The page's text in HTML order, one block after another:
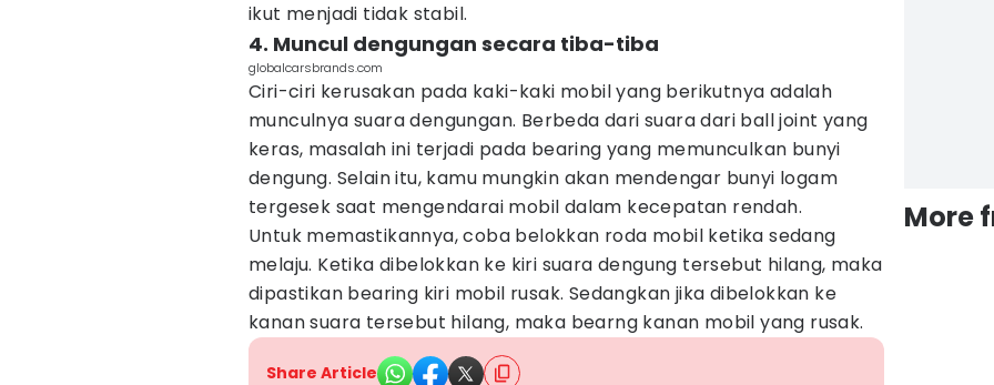
ikut menjadi tidak stabil.
4. Muncul dengungan secara tiba-tiba
globalcarsbrands.com
Ciri-ciri kerusakan pada kaki-kaki mobil yang berikutnya adalah
munculnya suara dengungan. Berbeda dari suara dari ball joint yang
keras, masalah ini terjadi pada bearing yang memunculkan bunyi
dengung. Selain itu, kamu mungkin akan mendengar bunyi logam
tergesek saat mengendarai mobil dalam kecepatan rendah.
Untuk memastikannya, coba belokkan roda mobil ketika sedang
melaju. Ketika dibelokkan ke kiri suara dengung tersebut hilang, maka
dipastikan bearing kiri mobil rusak. Sedangkan jika dibelokkan ke
kanan suara tersebut hilang, maka bearng kanan mobil yang rusak.
Share Article
More